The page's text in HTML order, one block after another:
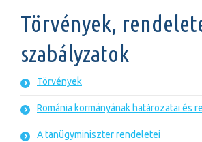
Törvények,
szabályzatok
Törvények
Románia kormányának határozatai és
A tanügyminiszter rendeletei